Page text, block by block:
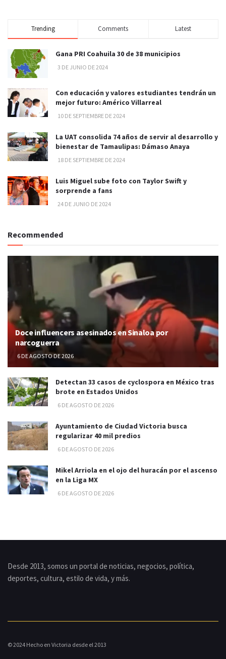
Trending Comments Latest
Gana PRI Coahuila 30 de 38 municipios
3 DE JUNIO DE 2024
Con educación y valores estudiantes tendrán un
mejor futuro: Américo Villarreal
10 DE SEPTIEMBRE DE 2024
La UAT consolida 74 años de servir al desarrollo y
bienestar de Tamaulipas: Dámaso Anaya
18 DE SEPTIEMBRE DE 2024
Luis Miguel sube foto con Taylor Swift y
sorprende a fans
24 DE JUNIO DE 2024
Recommended
Doce influencers asesinados en Sinaloa por
narcoguerra
6 DE AGOSTO DE 2026
Detectan 33 casos de cyclospora en México tras
brote en Estados Unidos
6 DE AGOSTO DE 2026
Ayuntamiento de Ciudad Victoria busca
regularizar 40 mil predios
6 DE AGOSTO DE 2026
Mikel Arriola en el ojo del huracán por el ascenso
en la Liga MX
6 DE AGOSTO DE 2026
Desde 2013, somos un portal de noticias, negocios, política,
deportes, cultura, estilo de vida, y más.
© 2024 Hecho en Victoria desde el 2013